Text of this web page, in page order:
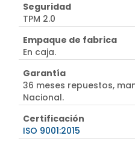
Seguridad
TPM 2.0
Empaque de fabrica
En caja.
Garantía
36 meses repuestos,
Nacional.
Certificación
ISO 9001:2015